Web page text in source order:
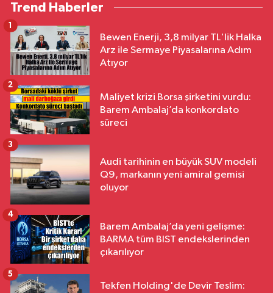
Trend Haberler
Bewen Enerji, 3,8 milyar TL'lik Halka
Arz ile Sermaye Piyasalarına Adım
Atıyor
1
Maliyet krizi Borsa şirketini vurdu:
Barem Ambalaj’da konkordato
süreci
2
Audi tarihinin en büyük SUV modeli
Q9, markanın yeni amiral gemisi
oluyor
3
Barem Ambalaj’da yeni gelişme:
BARMA tüm BIST endekslerinden
çıkarılıyor
4
Tekfen Holding'de Devir Teslim:
5